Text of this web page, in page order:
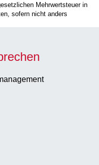
Mehrwertsteuer in
sofern nicht anders